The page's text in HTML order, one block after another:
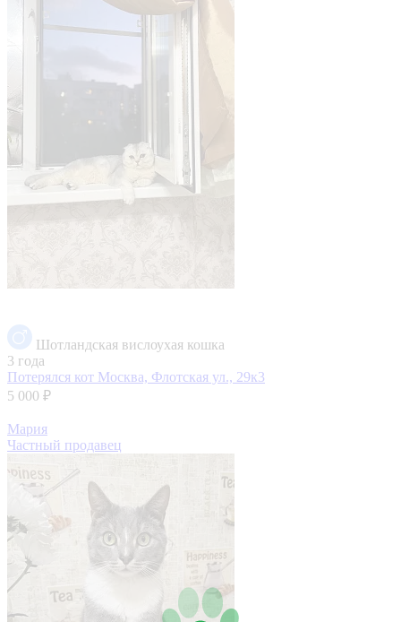
Шотландская вислоухая кошка
3 года
Потерялся кот Москва, Флотская ул., 29к3
5 000 ₽
Мария
Частный продавец